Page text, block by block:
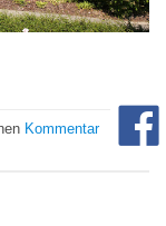
Kommentar